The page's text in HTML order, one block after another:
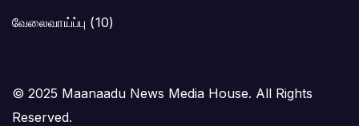
வேலைவாய்ப்பு (10)
© 2025 Maanaadu News Media House. All Rights
Reserved.